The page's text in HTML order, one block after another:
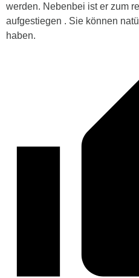
werden. Nebenbei ist er zum
aufgestiegen . Sie können
haben.